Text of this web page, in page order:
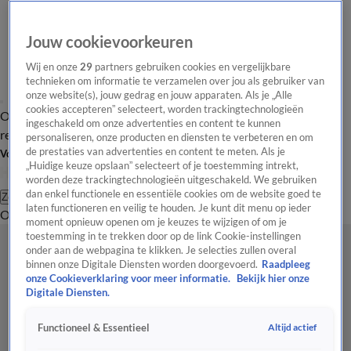
Overzicht Laatste nieuws Regionieuws Het beste van Hart
Tip de
redactie
Volg Hart van Nederland
Zoeken
OverzichtRegioUitzendingenWeerTip de redactiePanelVideo's
Jouw cookievoorkeuren
Wij en onze29 partners gebruiken cookies en vergelijkbare
technieken om informatie te verzamelen over jou als gebruiker van
onze website(s), jouw gedrag en jouw apparaten. Als je „Alle
cookies accepteren” selecteert, worden trackingtechnologieën
ingeschakeld om onze advertenties en content te kunnen
personaliseren, onze producten en diensten te verbeteren en om
de prestaties van advertenties en content te meten. Als je
„Huidige keuze opslaan” selecteert of je toestemming intrekt,
worden deze trackingtechnologieën uitgeschakeld. We gebruiken
dan enkel functionele en essentiële cookies om de website goed te
laten functioneren en veilig te houden. Je kunt dit menu op ieder
moment opnieuw openen om je keuzes te wijzigen of om je
toestemming in te trekken door op de link Cookie-instellingen
onder aan de webpagina te klikken. Je selecties zullen overal
binnen onze Digitale Diensten worden doorgevoerd. Raadpleeg
onze Cookieverklaring voor meer informatie.
Bekijk hier onze
Digitale Diensten.
Functioneel & Essentieel Altijd actief